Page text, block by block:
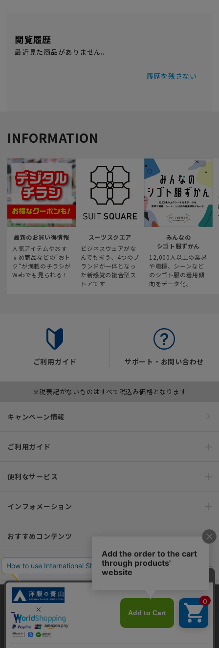
閲覧履歴
最近見た商品がありません。
履歴を残さない
INFORMATION
最新のお買い得情報
人気アイテムやおす
すめ商品などの“おト
ク“が満載のチラシが
Webでも見られる！
スーツスクエア
ビジネスウェアがな
んでも揃う、4つのブ
ランドが一体となっ
た新感覚の複合型ス
トアです
みんなの
シゴト服ずかん
12,000人以上の業界
や職種、シーンなど
のシゴト服の着用傾
向をデータ化。
ご利用ガイド サポート・お問い合わせ
※税表記がないものはすべて税込み価格となります
キャンペーン情報
ご利用ガイド
便利なサービス
インフォメーション
おすすめコンテンツ
ポリシー・企業情報
オーダースーツなら SHITATE
当サイトでは、快適な閲覧体験とコンテンツ改善のためにCookieを使用
しています。閲覧を続けることで、Cookieの使用に同意したものとみな
します。詳細については